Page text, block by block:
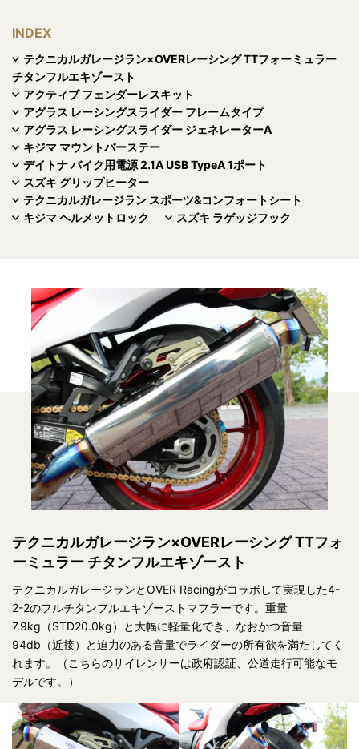
INDEX
テクニカルガレージラン×OVERレーシング TTフォーミュラー
チタンフルエキゾースト
アクティブ フェンダーレスキット
アグラス レーシングスライダー フレームタイプ
アグラス レーシングスライダー ジェネレーターA
キジマ マウントバーステー
デイトナ バイク用電源 2.1A USB TypeA 1ポート
スズキ グリップヒーター
テクニカルガレージラン スポーツ&コンフォートシート
キジマ ヘルメットロック
スズキ ラゲッジフック
テクニカルガレージラン×OVERレーシング TTフォ
ーミュラー チタンフルエキゾースト
テクニカルガレージランとOVER Racingがコラボして実現した4-
2-2のフルチタンフルエキゾーストマフラーです。重量
7.9kg（STD20.0kg）と大幅に軽量化でき、なおかつ音量
94db（近接）と迫力のある音量でライダーの所有欲を満たしてく
れます。（こちらのサイレンサーは政府認証、公道走行可能なモ
デルです。）